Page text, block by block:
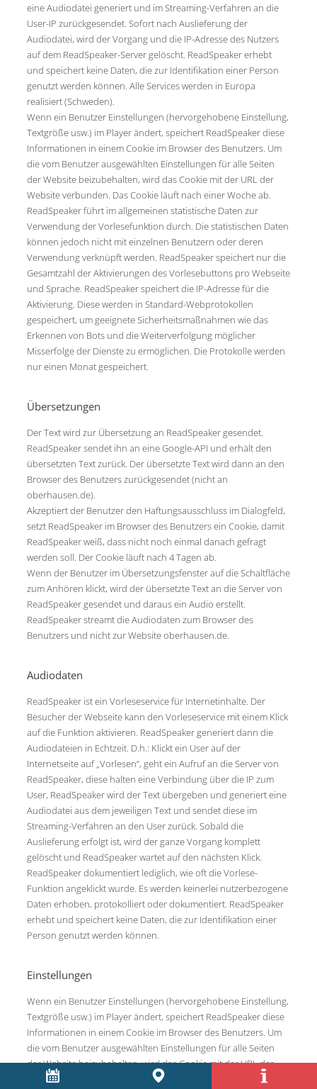
eine Audiodatei generiert und im Streaming-Verfahren an die
User-IP zurückgesendet. Sofort nach Auslieferung der
Audiodatei, wird der Vorgang und die IP-Adresse des Nutzers
auf dem ReadSpeaker-Server gelöscht. ReadSpeaker erhebt
und speichert keine Daten, die zur Identifikation einer Person
genutzt werden können. Alle Services werden in Europa
realisiert (Schweden).
Wenn ein Benutzer Einstellungen (hervorgehobene Einstellung,
Textgröße usw.) im Player ändert, speichert ReadSpeaker diese
Informationen in einem Cookie im Browser des Benutzers. Um
die vom Benutzer ausgewählten Einstellungen für alle Seiten
der Website beizubehalten, wird das Cookie mit der URL der
Website verbunden. Das Cookie läuft nach einer Woche ab.
ReadSpeaker führt im allgemeinen statistische Daten zur
Verwendung der Vorlesefunktion durch. Die statistischen Daten
können jedoch nicht mit einzelnen Benutzern oder deren
Verwendung verknüpft werden. ReadSpeaker speichert nur die
Gesamtzahl der Aktivierungen des Vorlesebuttons pro Webseite
und Sprache. ReadSpeaker speichert die IP-Adresse für die
Aktivierung. Diese werden in Standard-Webprotokollen
gespeichert, um geeignete Sicherheitsmaßnahmen wie das
Erkennen von Bots und die Weiterverfolgung möglicher
Misserfolge der Dienste zu ermöglichen. Die Protokolle werden
nur einen Monat gespeichert.
Übersetzungen
Der Text wird zur Übersetzung an ReadSpeaker gesendet.
ReadSpeaker sendet ihn an eine Google-API und erhält den
übersetzten Text zurück. Der übersetzte Text wird dann an den
Browser des Benutzers zurückgesendet (nicht an
oberhausen.de).
Akzeptiert der Benutzer den Haftungsausschluss im Dialogfeld,
setzt ReadSpeaker im Browser des Benutzers ein Cookie, damit
ReadSpeaker weiß, dass nicht noch einmal danach gefragt
werden soll. Der Cookie läuft nach 4 Tagen ab.
Wenn der Benutzer im Übersetzungsfenster auf die Schaltfläche
zum Anhören klickt, wird der übersetzte Text an die Server von
ReadSpeaker gesendet und daraus ein Audio erstellt.
ReadSpeaker streamt die Audiodaten zum Browser des
Benutzers und nicht zur Website oberhausen.de.
Audiodaten
ReadSpeaker ist ein Vorleseservice für Internetinhalte. Der
Besucher der Webseite kann den Vorleseservice mit einem Klick
auf die Funktion aktivieren. ReadSpeaker generiert dann die
Audiodateien in Echtzeit. D.h.: Klickt ein User auf der
Internetseite auf „Vorlesen“, geht ein Aufruf an die Server von
ReadSpeaker, diese halten eine Verbindung über die IP zum
User, ReadSpeaker wird der Text übergeben und generiert eine
Audiodatei aus dem jeweiligen Text und sendet diese im
Streaming-Verfahren an den User zurück. Sobald die
Auslieferung erfolgt ist, wird der ganze Vorgang komplett
gelöscht und ReadSpeaker wartet auf den nächsten Klick.
ReadSpeaker dokumentiert lediglich, wie oft die Vorlese-
Funktion angeklickt wurde. Es werden keinerlei nutzerbezogene
Daten erhoben, protokolliert oder dokumentiert. ReadSpeaker
erhebt und speichert keine Daten, die zur Identifikation einer
Person genutzt werden können.
Einstellungen
Wenn ein Benutzer Einstellungen (hervorgehobene Einstellung,
Textgröße usw.) im Player ändert, speichert ReadSpeaker diese
Informationen in einem Cookie im Browser des Benutzers. Um
die vom Benutzer ausgewählten Einstellungen für alle Seiten
der Website beizubehalten, wird das Cookie mit der URL der
Website verbunden. Das Cookie läuft nach einer Woche ab.